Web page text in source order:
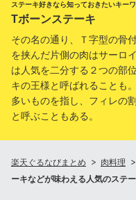
ステーキ好きなら知っておきたいキー
Tボーンステーキ
その名の通り、Ｔ字型の骨
を挟んだ片側の肉はサーロ
は人気を二分する２つの部
キの王様と呼ばれることも
多いものを指し、フィレの
と呼ぶこともある。
楽天ぐるなびまとめ 肉料理
ーキなどが味わえる人気のステ